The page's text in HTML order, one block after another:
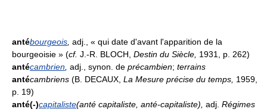
antébourgeois adj., « qui date d'avant l'apparition de la
bourgeoisie » (cf. J.-R. BLOCH, Destin du Siècle, 1931, p. 262)
antécambrien adj., synon. de précambien; terrains
antécambriens (B. DECAUX, La Mesure précise du temps, 1959,
p. 19)
anté(-)capitaliste(anté capitaliste, anté-capitaliste) adj. Régimes